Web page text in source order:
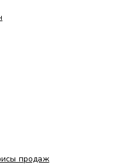
продаж